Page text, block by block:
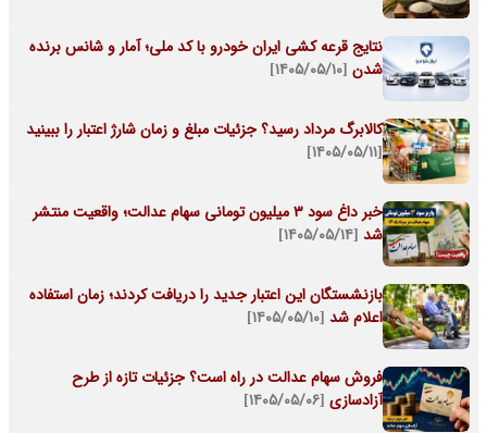
نتایج قرعه کشی ایران خودرو با کد ملی؛ آمار و شانس برنده
شدن [۱۴۰۵/۰۵/۱۰]
کالابرگ مرداد رسید؟ جزئیات مبلغ و زمان شارژ اعتبار را ببینید
[۱۴۰۵/۰۵/۱۱]
خبر داغ سود ۳ میلیون تومانی سهام عدالت؛ واقعیت منتشر
شد [۱۴۰۵/۰۵/۱۴]
بازنشستگان این اعتبار جدید را دریافت کردند؛ زمان استفاده
اعلام شد [۱۴۰۵/۰۵/۱۰]
فروش سهام عدالت در راه است؟ جزئیات تازه از طرح
آزادسازی [۱۴۰۵/۰۵/۰۶]